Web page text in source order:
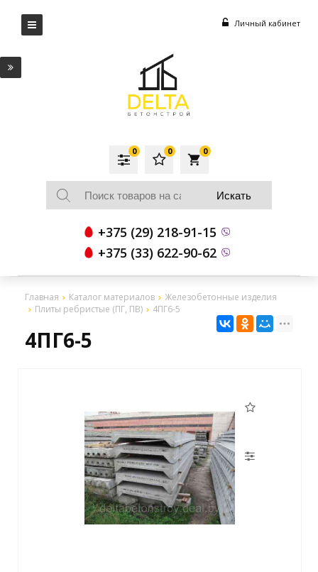
Личный кабинет
local_grocery_store
0
0
0
+375 (29) 218-91-15
+375 (33) 622-90-62
Главная Каталог материалов
Железобетонные изделия
Плиты ребристые (ПГ, ПВ)
4ПГ6-5
4ПГ6-5